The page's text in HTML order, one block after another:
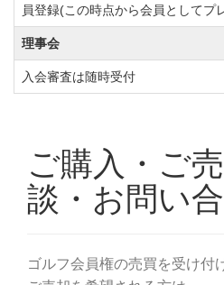
員登録(この時点から会員としてプ
理事会
入会審査は随時受付